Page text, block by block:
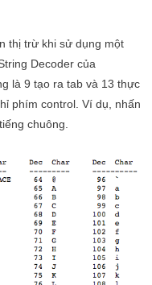
thị trừ khi sử dụng một
Decoder của
là 9 tạo ra tab và 13 thực
phím control. Ví dụ, nhấn
chuông.